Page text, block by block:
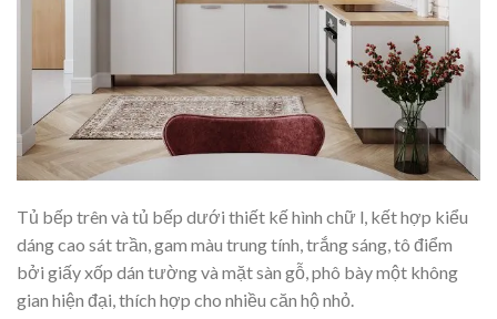
Tủ bếp trên và tủ bếp dưới thiết kế hình chữ l, kết hợp kiểu
dáng cao sát trần, gam màu trung tính, trắng sáng, tô điểm
bởi giấy xốp dán tường và mặt sàn gỗ, phô bày một không
gian hiện đại, thích hợp cho nhiều căn hộ nhỏ.